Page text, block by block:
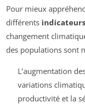
Pour mieux
différents indicateurs
changement
des populations sont
L’augmentation
variations
productivité et la